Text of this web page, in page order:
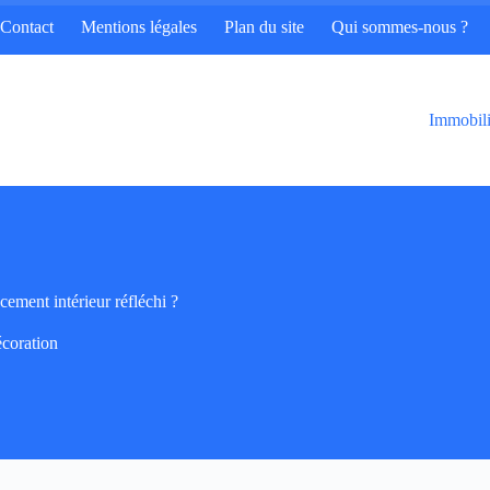
Contact Mentions légales Plan du site Qui sommes-nous ?
intérieur réfléchi ?